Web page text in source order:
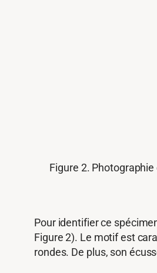
Figure 2.
Pour identifier ce
Figure 2). Le motif est
rondes. De plus, son